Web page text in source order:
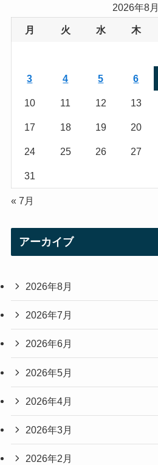
e
2026年8月
月 火 水 木
3 4 5 6
10 11 12 13
17 18 19 20
24 25 26 27
31
« 7月
アーカイブ
2026年8月
2026年7月
2026年6月
2026年5月
2026年4月
2026年3月
2026年2月